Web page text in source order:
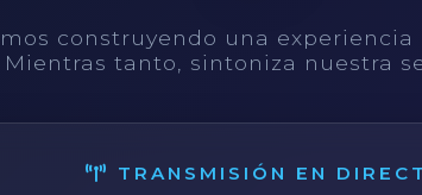
construyendo una experiencia
tanto, sintoniza nuestra
TRANSMISIÓN EN